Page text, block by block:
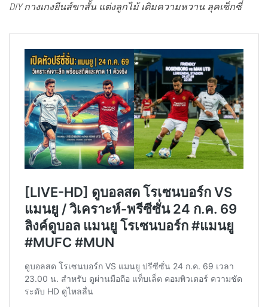
DIY กางเกงยีนส์ขาสั้น แต่งลูกไม้ เติมความหวาน ลุคเซ็กซี่